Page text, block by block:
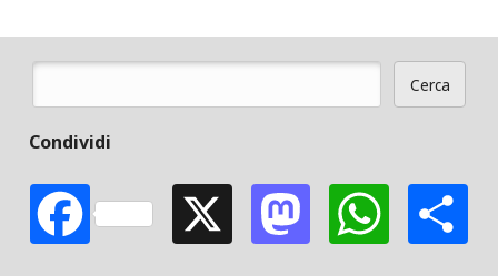
Cerca
Condividi
FacebookX Mastodon